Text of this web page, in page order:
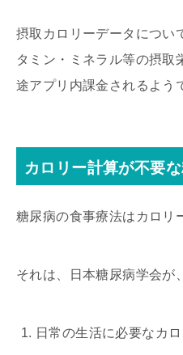
摂取カロリーデータについ
タミン・ミネラル等の摂取
途アプリ内課金されるよう
カロリー計算が不要
糖尿病の食事療法はカロリ
それは、日本糖尿病学会が、
日常の生活に必要なカ